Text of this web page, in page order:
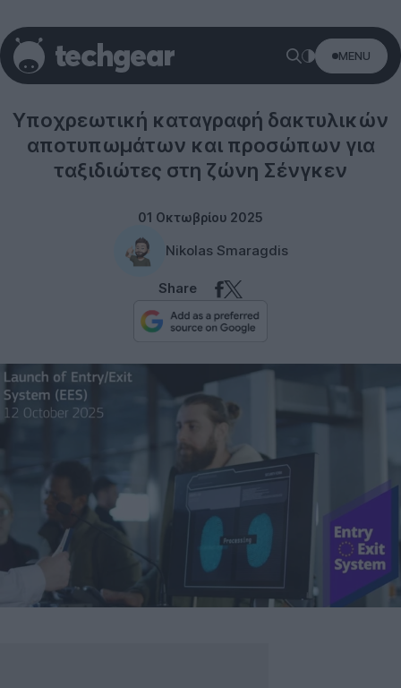
MENU
Υποχρεωτική καταγραφή δακτυλικών
αποτυπωμάτων και προσώπων για
ταξιδιώτες στη ζώνη Σένγκεν
01 Οκτωβρίου 2025
Nikolas Smaragdis
Share